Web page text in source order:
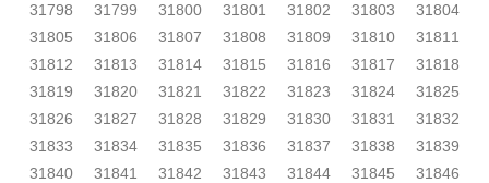
31798
31799 31800 31801 31802 31803
31804
31805
31806 31807 31808 31809 31810
31811
31812
31813 31814 31815 31816 31817
31818
31819
31820 31821 31822 31823 31824
31825
31826
31827 31828 31829 31830 31831
31832
31833
31834 31835 31836 31837 31838
31839
31840
31841 31842 31843 31844 31845
31846